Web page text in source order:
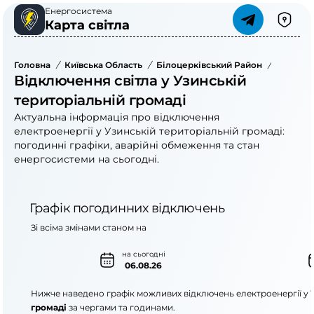
Енергосистема
Карта світла
Головна / Київська Область / Білоцерківський Район /
Відключення світла у Узинській
територіальній громаді
Актуальна інформація про відключення
електроенергії у Узинській територіальній громаді:
погодинні графіки, аварійні обмеження та стан
енергосистеми на сьогодні.
Графік погодинних відключень
на сьогодні
06.08.26
Зі всіма змінами станом на
Нижче наведено графік можливих відключень електроенергії у
громаді за чергами та годинами.